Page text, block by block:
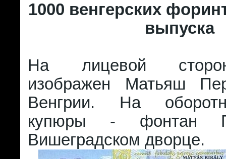
1000 венгерских
выпуска
На лицевой
изображен Матьяш
Венгрии. На
купюры - фонтан
Вишеградском дворце.